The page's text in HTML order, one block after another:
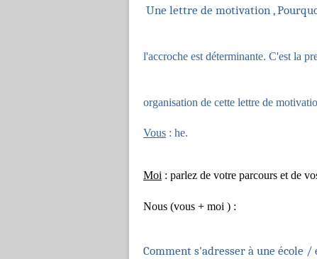
Une lettre de motivation ,
l'accroche est déterminante. C'est la
organisation de cette lettre de
Vous : he.
Moi : parlez de votre parcours et de
Nous (vous + moi ) :
Comment s'adresser à une école /